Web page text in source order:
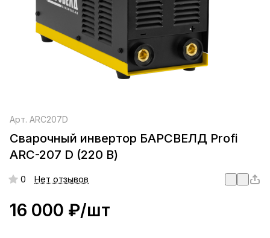
Арт. ARC207D
Сварочный инвертор БАРСВЕЛД Profi
ARC-207 D (220 В)
0 Нет отзывов
16 000 ₽/шт